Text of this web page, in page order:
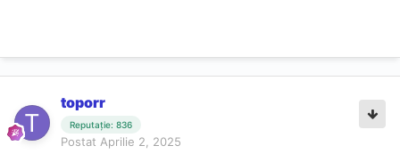
toporr
Reputație: 836
Postat Aprilie 2, 2025